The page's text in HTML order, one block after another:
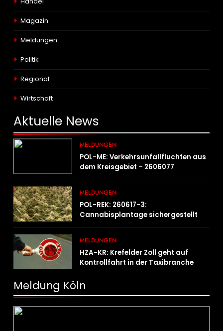
Magazin
Meldungen
Politik
Regional
Wirtschaft
Aktuelle News
MELDUNGEN
POL-ME: Verkehrsunfallfluchten aus
dem Kreisgebiet – 2606077
MELDUNGEN
POL-REK: 260617-3:
Cannabisplantage sichergestellt
MELDUNGEN
HZA-KR: Krefelder Zoll geht auf
Kontrollfahrt in der Taxibranche
Meldung Köln